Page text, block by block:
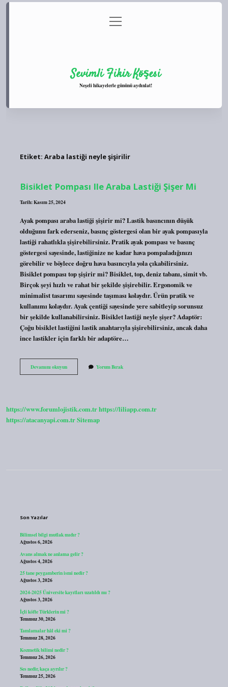
Gizlilik Politikası
menüyü
aç
Sevimli Fikir Köşesi
Neşeli hikayelerle gününü aydınlat!
Etiket: Araba lastiği neyle şişirilir
Bisiklet Pompası Ile Araba Lastiği Şişer Mi
Tarih: Kasım 25, 2024
Ayak pompası araba lastiği şişirir mi? Lastik basıncının düşük
olduğunu fark ederseniz, basınç göstergesi olan bir ayak pompasıyla
lastiği rahatlıkla şişirebilirsiniz. Pratik ayak pompası ve basınç
göstergesi sayesinde, lastiğinize ne kadar hava pompaladığınızı
görebilir ve böylece doğru hava basıncıyla yola çıkabilirsiniz.
Bisiklet pompası top şişirir mi? Bisiklet, top, deniz tabanı, simit vb.
Birçok şeyi hızlı ve rahat bir şekilde şişirebilir. Ergonomik ve
minimalist tasarımı sayesinde taşıması kolaydır. Ürün pratik ve
kullanımı kolaydır. Ayak çentiği sayesinde yere sabitleyip sorunsuz
bir şekilde kullanabilirsiniz. Bisiklet lastiği neyle şişer? Adaptör:
Çoğu bisiklet lastiğini lastik anahtarıyla şişirebilirsiniz, ancak daha
ince lastikler için farklı bir adaptöre…
Devamını okuyunBisiklet
Pompası
Mi
Yorum Bırak
https://www.forumlojistik.com.trhttps://liliapp.com.tr
https://atacanyapi.com.trSitemap
Son Yazılar
Bilimsel bilgi mutlak mıdır ?
Ağustos 6, 2026
Avans almak ne anlama gelir ?
Ağustos 4, 2026
25 tane peygamberin ismi nedir ?
Ağustos 3, 2026
2024-2025 Üniversite kayıtları uzatıldı mı ?
Ağustos 3, 2026
İçli köfte Türklerin mi ?
Temmuz 30, 2026
Tamlamalar hâl eki mi ?
Temmuz 28, 2026
Kozmetik bilimi nedir ?
Temmuz 26, 2026
Ses nedir, kaça ayrılır ?
Temmuz 25, 2026